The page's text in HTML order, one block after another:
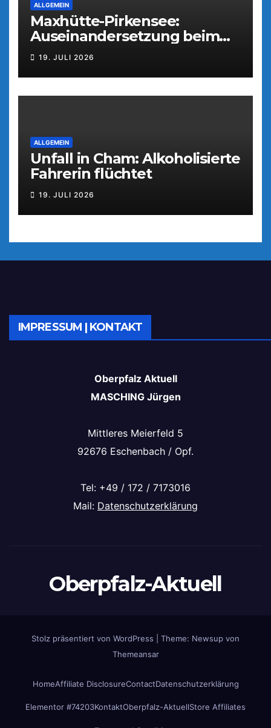
ALLGEMEIN
Maxhütte-Pirkensee:
Auseinandersetzung beim
Parkfest
19. JULI 2026
ALLGEMEIN
Unfall in Cham: Alkoholisierte
Fahrerin flüchtet
19. JULI 2026
IMPRESSUM | KONTAKT
Oberpfalz Aktuell
MASCHING Jürgen
Mittleres Meierfeld 5
92676 Eschenbach / Opf.
Tel: +49 / 172 / 7173016
Mail: Datenschutzerklärung
Oberpfalz-Aktuell
Stolz präsentiert von WordPress
Theme: Newsup von
Themeansar
HomeAffiliate DisclosureContactDatenschutzerklärung
Elementor #74203KontaktOberpfalz-AktuellStore Affiliates